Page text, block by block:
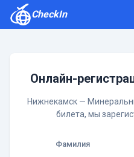
CheckIn
Онлайн-
Нижнекамск —
билета, мы
Фамилия